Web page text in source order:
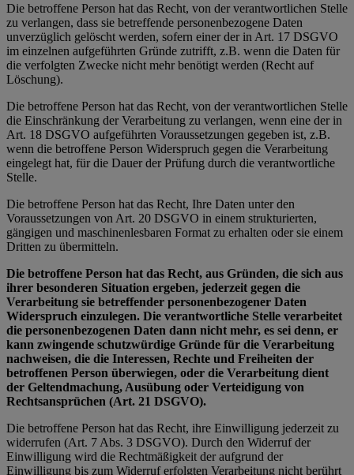
Die betroffene Person hat das Recht, von der verantwortlichen Stelle
zu verlangen, dass sie betreffende personenbezogene Daten
unverzüglich gelöscht werden, sofern einer der in Art. 17 DSGVO
im einzelnen aufgeführten Gründe zutrifft, z.B. wenn die Daten für
die verfolgten Zwecke nicht mehr benötigt werden (Recht auf
Löschung).
Die betroffene Person hat das Recht, von der verantwortlichen Stelle
die Einschränkung der Verarbeitung zu verlangen, wenn eine der in
Art. 18 DSGVO aufgeführten Voraussetzungen gegeben ist, z.B.
wenn die betroffene Person Widerspruch gegen die Verarbeitung
eingelegt hat, für die Dauer der Prüfung durch die verantwortliche
Stelle.
Die betroffene Person hat das Recht, Ihre Daten unter den
Voraussetzungen von Art. 20 DSGVO in einem strukturierten,
gängigen und maschinenlesbaren Format zu erhalten oder sie einem
Dritten zu übermitteln.
Die betroffene Person hat das Recht, aus Gründen, die sich aus
ihrer besonderen Situation ergeben, jederzeit gegen die
Verarbeitung sie betreffender personenbezogener Daten
Widerspruch einzulegen. Die verantwortliche Stelle verarbeitet
die personenbezogenen Daten dann nicht mehr, es sei denn, er
kann zwingende schutzwürdige Gründe für die Verarbeitung
nachweisen, die die Interessen, Rechte und Freiheiten der
betroffenen Person überwiegen, oder die Verarbeitung dient
der Geltendmachung, Ausübung oder Verteidigung von
Rechtsansprüchen (Art. 21 DSGVO).
Die betroffene Person hat das Recht, ihre Einwilligung jederzeit zu
widerrufen (Art. 7 Abs. 3 DSGVO). Durch den Widerruf der
Einwilligung wird die Rechtmäßigkeit der aufgrund der
Einwilligung bis zum Widerruf erfolgten Verarbeitung nicht berührt